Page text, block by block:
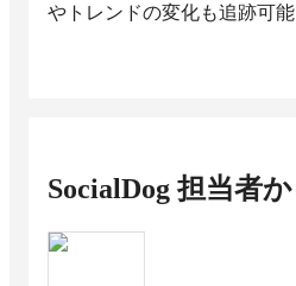
やトレンドの変化も追跡可能
SocialDog担当者